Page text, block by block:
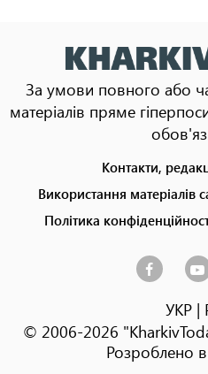
За умови повного або
матеріалів пряме
menu
Контакти,
Використання матеріалів
Політика
УКР|
© 2006-2026
Розроблено в